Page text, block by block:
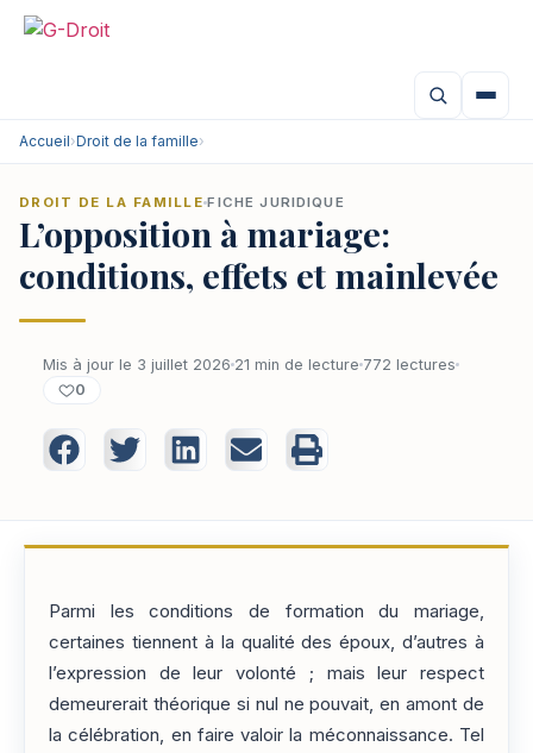
Accueil›Droit de la famille›
DROIT DE LA FAMILLE FICHE JURIDIQUE
L’opposition à mariage:
conditions, effets et mainlevée
Mis à jour le 3 juillet 2026 21 min de lecture 772 lectures
0
Parmi les conditions de formation du mariage,
certaines tiennent à la qualité des époux, d’autres à
l’expression de leur volonté ; mais leur respect
demeurerait théorique si nul ne pouvait, en amont de
la célébration, en faire valoir la méconnaissance. Tel